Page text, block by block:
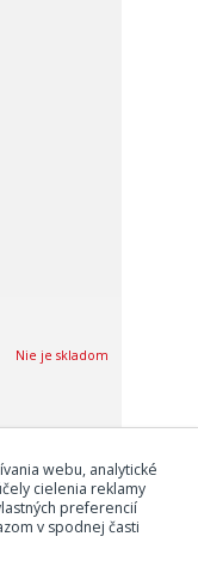
Nie je skladom
(8)
webu, analytické
cielenia reklamy
preferencií
v spodnej časti